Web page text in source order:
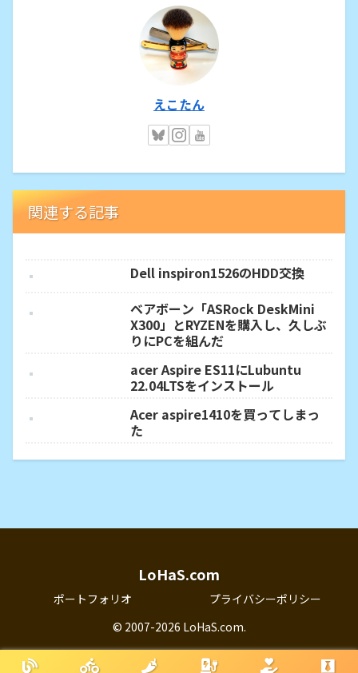
えこたん
関連する記事
Dell inspiron1526のHDD交換
ベアボーン「ASRock DeskMini
X300」とRYZENを購入し、久しぶ
りにPCを組んだ
acer Aspire ES11にLubuntu
22.04LTSをインストール
Acer aspire1410を買ってしまっ
た
LoHaS.com
ポートフォリオ
プライバシーポリシー
© 2007-2026 LoHaS.com.